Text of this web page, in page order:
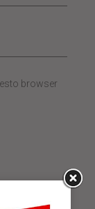
browser